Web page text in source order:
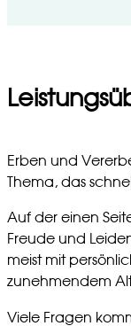
Erben und
Thema, das
Auf der einen
Freude und
meist mit
zunehmendem
Viele Fragen